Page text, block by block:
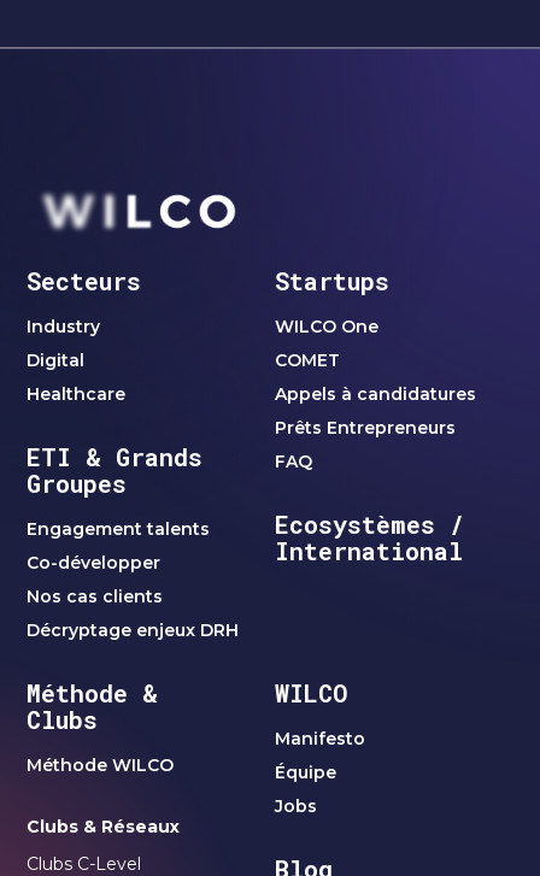
Secteurs
Industry
Digital
Healthcare
ETI & Grands
Groupes
Engagement talents
Co-développer
Nos cas clients
Décryptage enjeux DRH
Startups
WILCO One
COMET
Appels à candidatures
Prêts Entrepreneurs
FAQ
Ecosystèmes /
International
Méthode &
Clubs
Méthode WILCO
Clubs & Réseaux
Clubs C-Level
WILCO
Manifesto
Équipe
Jobs
Blog